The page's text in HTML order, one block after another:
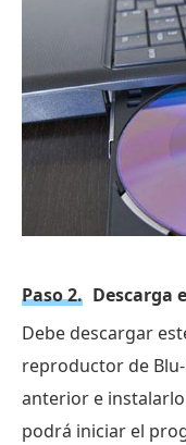
Paso 2. Descarga
Debe descargar
reproductor de
anterior e
podrá iniciar el